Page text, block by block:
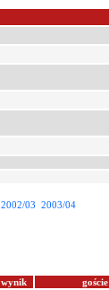
2002/03 2003/04
wynik goście